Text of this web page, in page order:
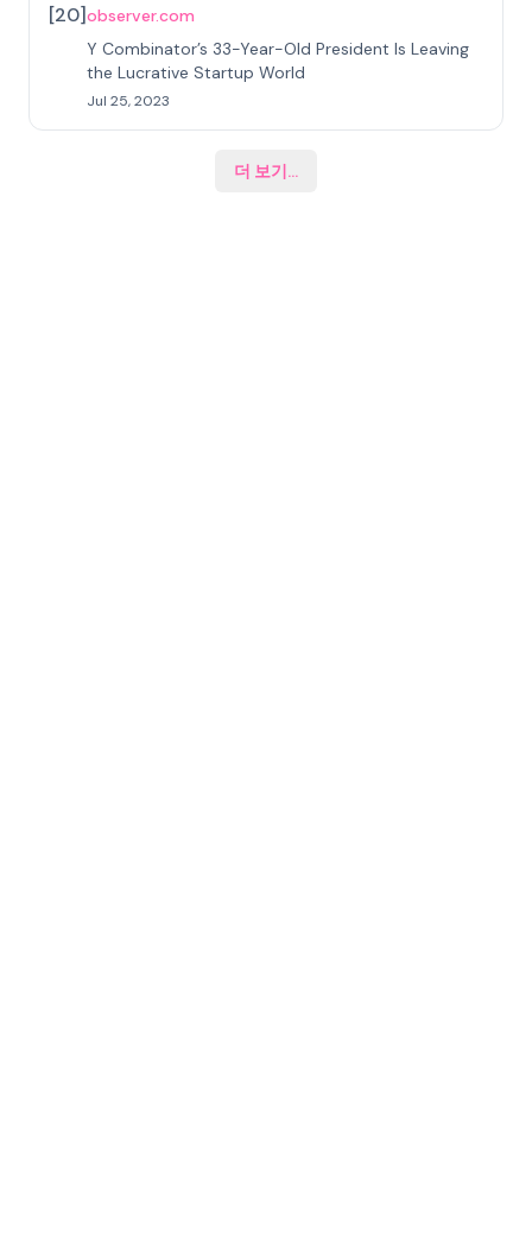
[20]observer.com
Y Combinator’s 33-Year-Old President Is Leaving
the Lucrative Startup World
Jul 25, 2023
더 보기...